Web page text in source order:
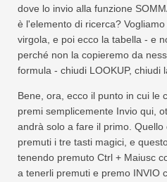
dove lo invio alla funzione
è l'elemento di ricerca?
virgola, e poi ecco la tabella - e
perché non la copieremo da
formula - chiudi LOOKUP, chiudi
Bene, ora, ecco il punto in cui le
premi semplicemente Invio qui,
andrà solo a fare il primo.
premuti i tre tasti magici, e
tenendo premuto Ctrl + Maiusc
a tenerli premuti e premo INVIO